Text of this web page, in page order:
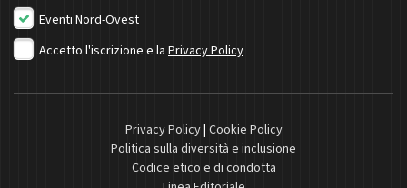
Eventi Nord-Ovest
Accetto l'iscrizione e la Privacy Policy
Privacy Policy| Cookie Policy
Politica sulla diversità e inclusione
Codice etico e di condotta